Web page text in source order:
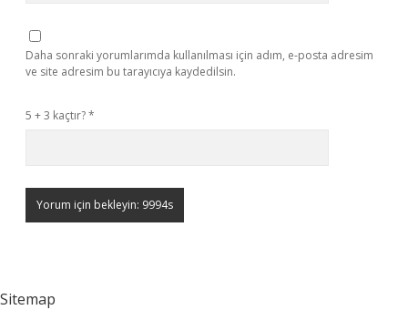
Daha sonraki yorumlarımda kullanılması için adım, e-posta adresim
ve site adresim bu tarayıcıya kaydedilsin.
5 + 3 kaçtır?*
Sitemap